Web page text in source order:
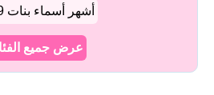
أشهر أسماء بنات 2019
عرض جميع